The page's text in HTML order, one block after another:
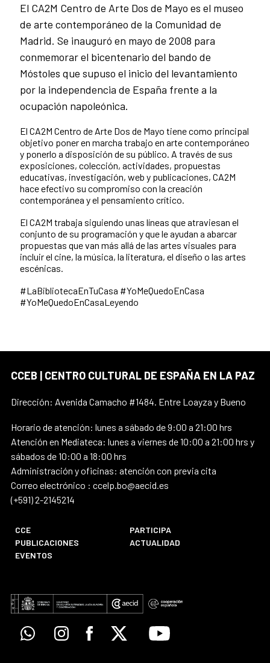
El CA2M Centro de Arte Dos de Mayo es el museo
de arte contemporáneo de la Comunidad de
Madrid. Se inauguró en mayo de 2008 para
conmemorar el bicentenario del bando de
Móstoles que supuso el inicio del levantamiento
por la independencia de España frente a la
ocupación napoleónica.
El CA2M Centro de Arte Dos de Mayo tiene como principal
objetivo poner en marcha trabajo en arte contemporáneo
y ponerlo a disposición de su público. A través de sus
exposiciones, colección, actividades, propuestas
educativas, investigación, web y publicaciones, CA2M
hace efectivo su compromiso con la creación
contemporánea y el pensamiento crítico.
El CA2M trabaja siguiendo unas líneas que atraviesan el
conjunto de su programación y que le ayudan a abarcar
propuestas que van más allá de las artes visuales para
incluir el cine, la música, la literatura, el diseño o las artes
escénicas.
#LaBibliotecaEnTuCasa #YoMeQuedoEnCasa
#YoMeQuedoEnCasaLeyendo
CCEB | CENTRO CULTURAL DE ESPAÑA EN LA PAZ
Dirección: Avenida Camacho #1484. Entre Loayza y Bueno
Horario de atención: lunes a sábado de 9:00 a 21:00 hrs
Atención en Mediateca: lunes a viernes de 10:00 a 21:00 hrs y
sábados de 10:00 a 18:00 hrs
Administración y oficinas: atención con previa cita
Correo electrónico : ccelp.bo@aecid.es
(+591) 2-2145214
CCE
PARTICIPA
PUBLICACIONES
ACTUALIDAD
EVENTOS
WhatsappInstagramFacebook
X Youtube